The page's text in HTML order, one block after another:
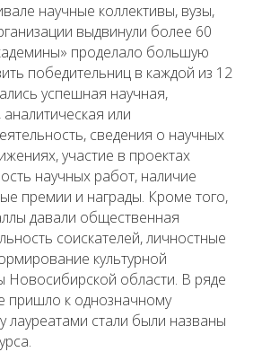
научные коллективы, вузы,
выдвинули более 60
проделало большую
победительниц в каждой из 12
успешная научная,
или
сведения о научных
участие в проектах
научных работ, наличие
премии и награды. Кроме того,
давали общественная
соискателей, личностные
культурной
Новосибирской области. В ряде
к однозначному
стали были названы